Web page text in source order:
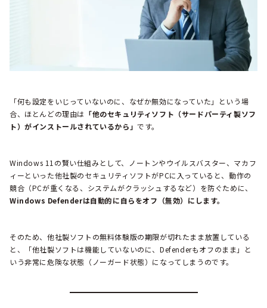
「何も設定をいじっていないのに、なぜか無効になっていた」という場
合、ほとんどの理由は 「他のセキュリティソフト（サードパーティ製ソフ
ト）がインストールされているから」です。
Windows 11の賢い仕組みとして、ノートンやウイルスバスター、マカフ
ィーといった他社製のセキュリティソフトがPCに入っていると、動作の
競合（PCが重くなる、システムがクラッシュするなど）を防ぐために、
Windows Defenderは自動的に自らをオフ（無効）にします。
そのため、他社製ソフトの無料体験版の期限が切れたまま放置している
と、「他社製ソフトは機能していないのに、Defenderもオフのまま」と
いう非常に危険な状態（ノーガード状態）になってしまうのです。